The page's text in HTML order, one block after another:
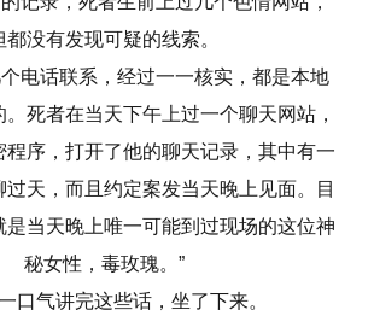
都没有发现可疑的线索。
电话联系，经过一一核实，都是本地
死者在当天下午上过一个聊天网站，
程序，打开了他的聊天记录，其中有一
天，而且约定案发当天晚上见面。目
是当天晚上唯一可能到过现场的这位神
秘女性，毒玫瑰。”
口气讲完这些话，坐了下来。